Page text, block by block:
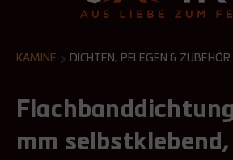
KAMINE DICHTEN, PFLEGEN & ZUBEHÖR
mm selbstklebend,